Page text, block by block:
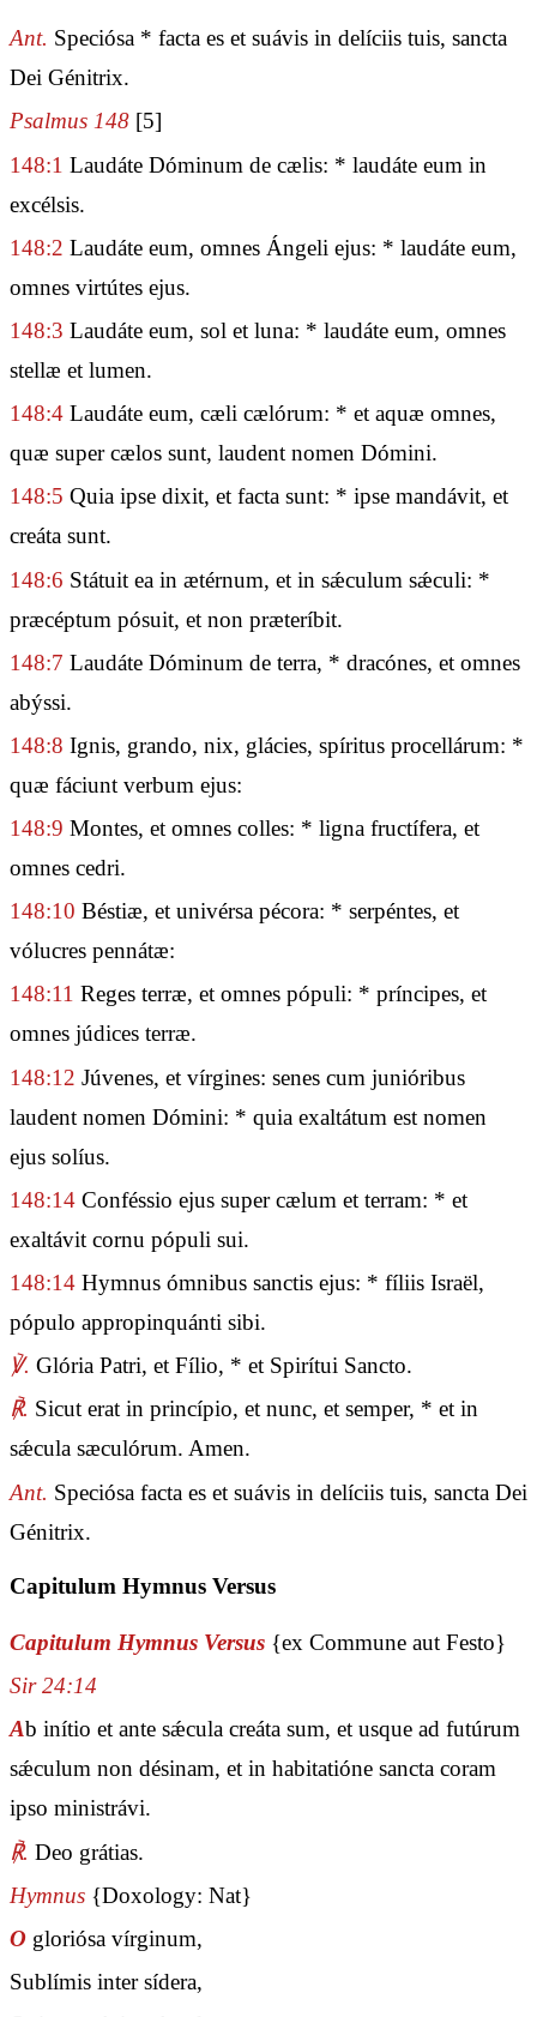
Ant. Speciósa * facta es et suávis in delíciis tuis, sancta
Dei Génitrix.
Psalmus 148 [5]
148:1 Laudáte Dóminum de cælis: * laudáte eum in
excélsis.
148:2 Laudáte eum, omnes Ángeli ejus: * laudáte eum,
omnes virtútes ejus.
148:3 Laudáte eum, sol et luna: * laudáte eum, omnes
stellæ et lumen.
148:4 Laudáte eum, cæli cælórum: * et aquæ omnes,
quæ super cælos sunt, laudent nomen Dómini.
148:5 Quia ipse dixit, et facta sunt: * ipse mandávit, et
creáta sunt.
148:6 Státuit ea in ætérnum, et in sǽculum sǽculi: *
præcéptum pósuit, et non præteríbit.
148:7 Laudáte Dóminum de terra, * dracónes, et omnes
abýssi.
148:8 Ignis, grando, nix, glácies, spíritus procellárum: *
quæ fáciunt verbum ejus:
148:9 Montes, et omnes colles: * ligna fructífera, et
omnes cedri.
148:10 Béstiæ, et univérsa pécora: * serpéntes, et
vólucres pennátæ:
148:11 Reges terræ, et omnes pópuli: * príncipes, et
omnes júdices terræ.
148:12 Júvenes, et vírgines: senes cum junióribus
laudent nomen Dómini: * quia exaltátum est nomen
ejus solíus.
148:14 Conféssio ejus super cælum et terram: * et
exaltávit cornu pópuli sui.
148:14 Hymnus ómnibus sanctis ejus: * fíliis Israël,
pópulo appropinquánti sibi.
℣. Glória Patri, et Fílio, * et Spirítui Sancto.
℟. Sicut erat in princípio, et nunc, et semper, * et in
sǽcula sæculórum. Amen.
Ant. Speciósa facta es et suávis in delíciis tuis, sancta Dei
Génitrix.
Capitulum Hymnus Versus
Capitulum Hymnus Versus {ex Commune aut Festo}
Sir 24:14
Ab inítio et ante sǽcula creáta sum, et usque ad futúrum
sǽculum non désinam, et in habitatióne sancta coram
ipso ministrávi.
℟. Deo grátias.
Hymnus {Doxology: Nat}
O gloriósa vírginum,
Sublímis inter sídera,